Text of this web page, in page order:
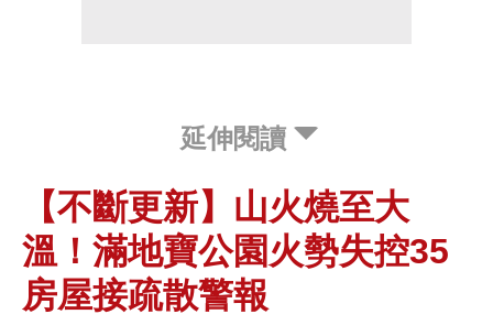
延伸閱讀
【不斷更新】山火燒至大
溫！滿地寶公園火勢失控35
房屋接疏散警報